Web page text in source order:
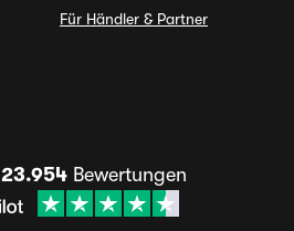
Für Händler & Partner
23.954 Bewertungen